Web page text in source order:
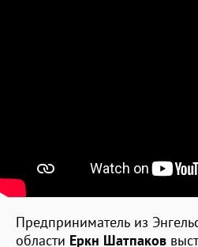
Предприниматель из
области Еркн Шатпаков